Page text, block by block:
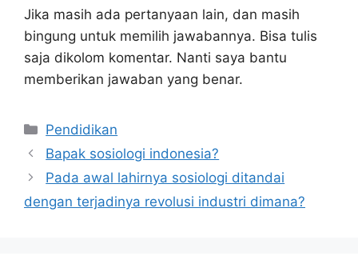
Jika masih ada pertanyaan lain, dan masih
bingung untuk memilih jawabannya. Bisa tulis
saja dikolom komentar. Nanti saya bantu
memberikan jawaban yang benar.
Kategori
Pendidikan
Bapak sosiologi indonesia?
Pada awal lahirnya sosiologi ditandai
dengan terjadinya revolusi industri dimana?